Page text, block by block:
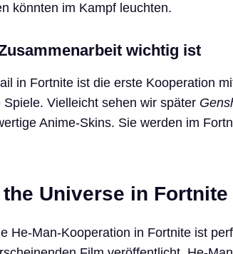
könnten im Kampf leuchten.
wichtig ist
in Fortnite ist die erste Kooperation
Vielleicht sehen wir später
Anime-Skins. Sie werden im
Universe in Fortnite
He-Man-Kooperation in Fortnite ist